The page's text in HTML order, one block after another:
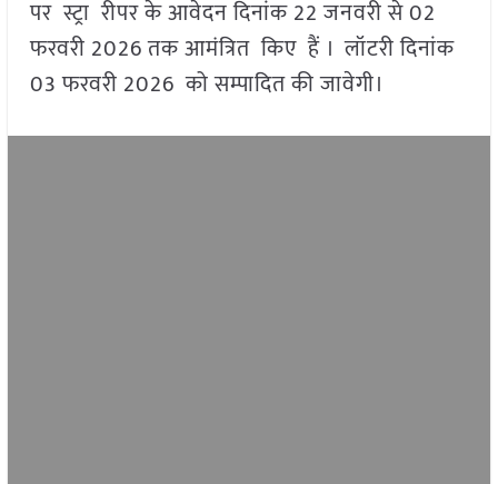
पर स्ट्रा रीपर के आवेदन दिनांक 22 जनवरी से 02
फरवरी 2026 तक आमंत्रित किए हैं । लॉटरी दिनांक
03 फरवरी 2026 को सम्पादित की जावेगी।